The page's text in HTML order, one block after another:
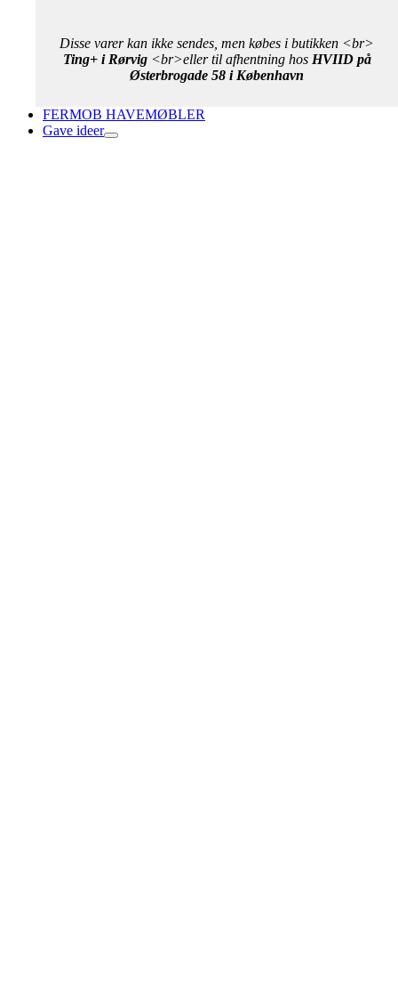
Disse varer kan ikke sendes, men købes i butikken <br>
Ting+ i Rørvig<br>eller til afhentning hos HVIID på
Østerbrogade 58 i København
FERMOB HAVEMØBLER
Gave ideer